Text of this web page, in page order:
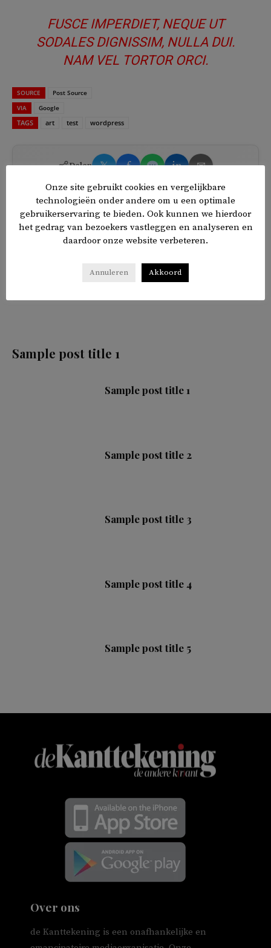
FUSCE IMPERDIET, NEQUE UT
SODALES DIGNISSIM, NULLA DUI.
NAM VEL TORTOR ORCI.
SOURCE
Post Source
VIA
Google
TAGS art test wordpress
Delen 𝕏 f in ✉
Sample post title 1
Sample post title 1
Sample post title 2
Sample post title 3
Sample post title 4
Sample post title 5
Over ons
de Kanttekening is een onafhankelijke en
Onze site gebruikt cookies en vergelijkbare
technologieën onder andere om u een optimale
gebruikerservaring te bieden. Ook kunnen we hierdoor
het gedrag van bezoekers vastleggen en analyseren en
daardoor onze website verbeteren.
Annuleren Akkoord